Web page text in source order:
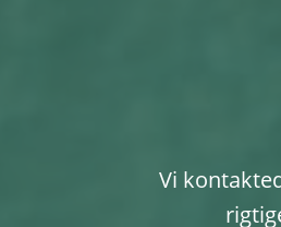
Vi